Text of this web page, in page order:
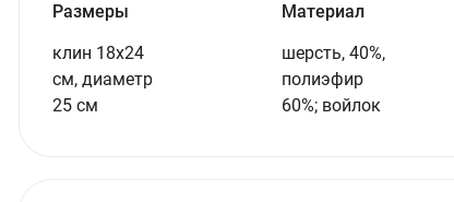
Размеры
клин 18х24
см, диаметр
25 см
Материал
шерсть, 40%,
полиэфир
60%; войлок